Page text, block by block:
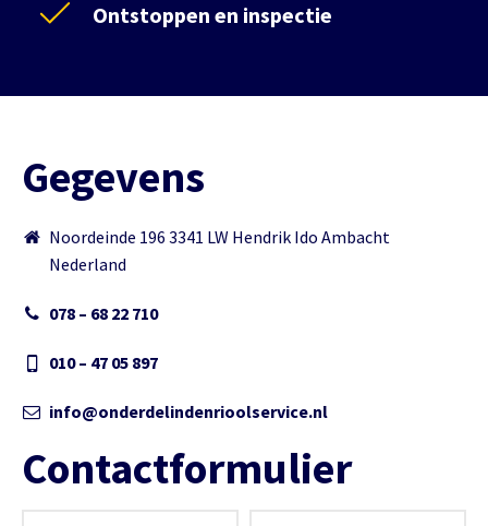
Ontstoppen en inspectie
Gegevens
Noordeinde 196 3341 LW Hendrik Ido Ambacht
Nederland
078 – 68 22 710
010 – 47 05 897
info@onderdelindenrioolservice.nl
Contactformulier